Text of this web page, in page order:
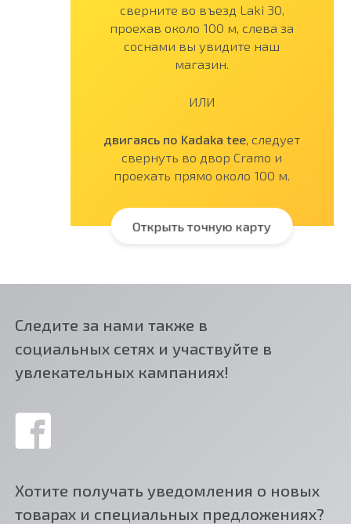
сверните во въезд Laki 30,
проехав около 100 м, слева за
соснами вы увидите наш
магазин.
ИЛИ
двигаясь по Kadaka tee , следует
свернуть во двор Cramo и
проехать прямо около 100 м.
Открыть точную карту
Следите за нами также в
социальных сетях и участвуйте в
увлекательных кампаниях!
Хотите получать уведомления о новых
товарах и специальных предложениях?